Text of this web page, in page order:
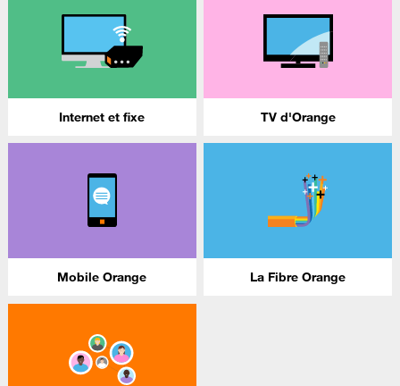
Internet et fixe TV d'Orange
Mobile Orange La Fibre Orange